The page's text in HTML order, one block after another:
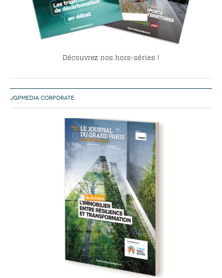
Découvrez nos hors-séries !
JGPMEDIA CORPORATE